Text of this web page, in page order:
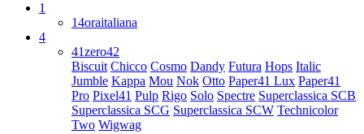
1
14oraitaliana
4
41zero42
Biscuit Chicco Cosmo Dandy Futura Hops Italic
Jumble Kappa Mou Nok Otto Paper41 Lux Paper41
Pro Pixel41 Pulp Rigo Solo Spectre Superclassica SCB
Superclassica SCG Superclassica SCW Technicolor
Two Wigwag